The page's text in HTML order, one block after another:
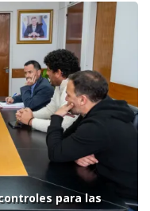
para las